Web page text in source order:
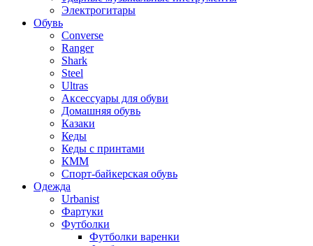
Электрогитары
Обувь
Converse
Ranger
Shark
Steel
Ultras
Аксессуары для обуви
Домашняя обувь
Казаки
Кеды
Кеды с принтами
КММ
Спорт-байкерская обувь
Одежда
Urbanist
Фартуки
Футболки
Футболки варенки